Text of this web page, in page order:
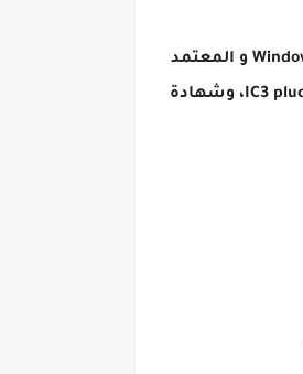
- شهادة الرخصة الدولية لقيادة الحاسب الآلي ICDL أو شهادة لبرنامج تدريبي للمهارات الأساسية لتطبيقات Office ونظام التشغيل Windows و المعتمد
من المجلس الأعلى للجامعات لبرامج «الدورة التدريبية AITC التي تقدمها الوحدة المركزية للتدريب على تكنولوجيا المعلومات، وشهادة IC3 pluc، وشهادة